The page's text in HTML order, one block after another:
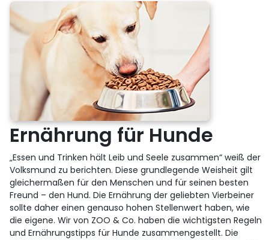
Ernährung für Hunde
„Essen und Trinken hält Leib und Seele zusammen“ weiß der
Volksmund zu berichten. Diese grundlegende Weisheit gilt
gleichermaßen für den Menschen und für seinen besten
Freund – den Hund. Die Ernährung der geliebten Vierbeiner
sollte daher einen genauso hohen Stellenwert haben, wie
die eigene. Wir von ZOO & Co. haben die wichtigsten Regeln
und Ernährungstipps für Hunde zusammengestellt. Die